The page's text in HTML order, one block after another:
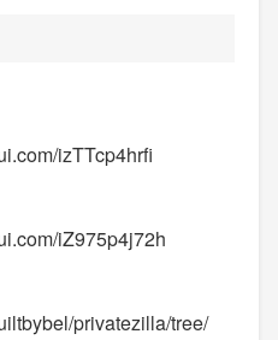
izTTcp4hrfi
iZ975p4j72h
privatezilla/tree/